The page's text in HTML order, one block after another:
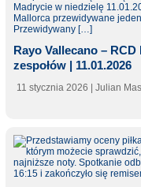
Rayo Vallecano –
zespołów | 11.01.2026
11 stycznia 2026 | Julian